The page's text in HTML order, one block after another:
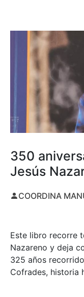
350
Jesús
COORDINA
Este libro recorre
Nazareno y deja
325 años
Cofrades, historia